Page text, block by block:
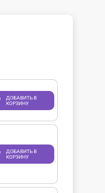
ДОБАВИТЬ В
КОРЗИНУ
ДОБАВИТЬ В
КОРЗИНУ